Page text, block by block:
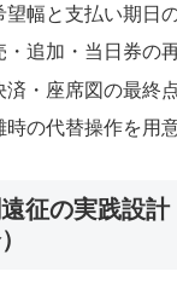
望幅と支払い期日
・追加・当日券の
済・座席図の最終
時の代替操作を用
征の実践設